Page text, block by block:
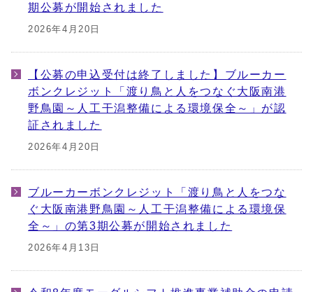
期公募が開始されました
2026年4月20日
【公募の申込受付は終了しました】ブルーカー
ボンクレジット「渡り鳥と人をつなぐ大阪南港
野鳥園～人工干潟整備による環境保全～」が認
証されました
2026年4月20日
ブルーカーボンクレジット「渡り鳥と人をつな
ぐ大阪南港野鳥園～人工干潟整備による環境保
全～」の第3期公募が開始されました
2026年4月13日